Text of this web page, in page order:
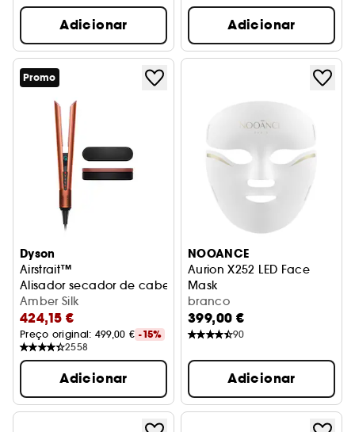
Adicionar Adicionar
Promo
Dyson
Airstrait™
Alisador secador de cabelo
Amber Silk
424,15 €
Preço original: 499,00 € -15%
2558
Adicionar
NOOANCE
Aurion X252 LED Face
Mask
Máscara facial LED anti-
branco
399,00 €
90
Adicionar